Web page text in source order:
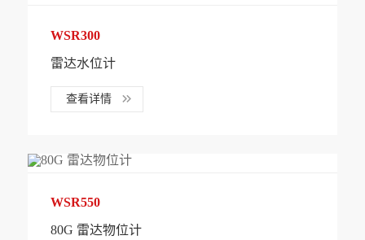
WSR300
雷达水位计
查看详情
WSR550
80G 雷达物位计